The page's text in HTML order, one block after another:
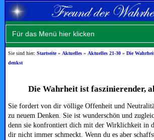
Sie sind hier:Startseite» Aktuelles » Aktuelles 21-30 »Die
denkst
Die Wahrheit ist faszinierender,
Sie fordert von dir völlige Offenheit und
zu neuem Denken. Sie ist wunderschön und
denn sie konfrontiert dich mit der Wirklichkeit in
dir nicht immer schmeckt. Wenn du es aber